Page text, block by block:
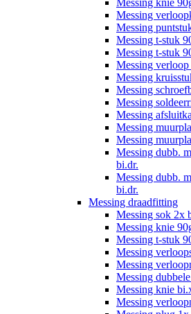
Messing knie
Messing
Messing
Messing t-stuk
Messing t-stuk
Messing
Messing
Messing
Messing
Messing
Messing
Messing
Messing dubb.
bi.dr.
Messing dubb.
bi.dr.
Messing draadfitting
Messing sok 2x
Messing knie
Messing t-stuk
Messing
Messing
Messing
Messing knie
Messing